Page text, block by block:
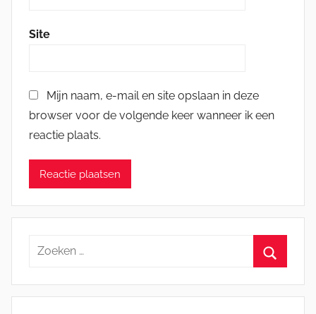
Site
Mijn naam, e-mail en site opslaan in deze
browser voor de volgende keer wanneer ik een
reactie plaats.
Zoeken